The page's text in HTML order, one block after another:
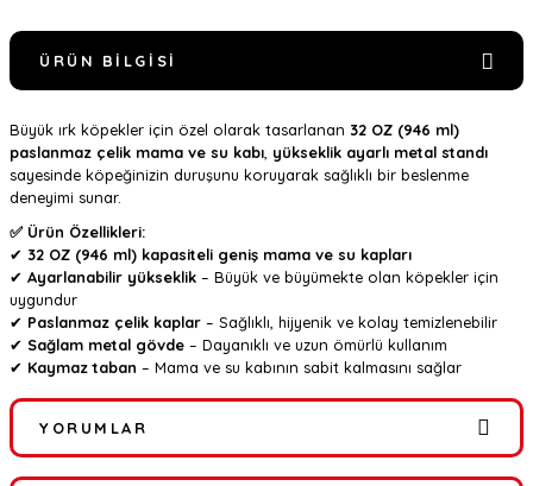
ÜRÜN BILGISI
Büyük ırk köpekler için özel olarak tasarlanan 32 OZ (946 ml)
paslanmaz çelik mama ve su kabı yükseklik ayarlı metal standı
sayesinde köpeğinizin duruşunu koruyarak sağlıklı bir beslenme
deneyimi sunar.
✅ Ürün Özellikleri:
✔ 32 OZ (946 ml) kapasiteli geniş mama ve su kapları
✔ Ayarlanabilir yükseklik – Büyük ve büyümekte olan köpekler için
uygundur
✔ Paslanmaz çelik kaplar – Sağlıklı, hijyenik ve kolay temizlenebilir
✔ Sağlam metal gövde – Dayanıklı ve uzun ömürlü kullanım
✔ Kaymaz taban – Mama ve su kabının sabit kalmasını sağlar
YORUMLAR